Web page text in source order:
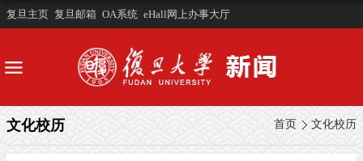
复旦主页 复旦邮箱 OA系统 eHall网上办事大厅
首页 文化校历
文化校历